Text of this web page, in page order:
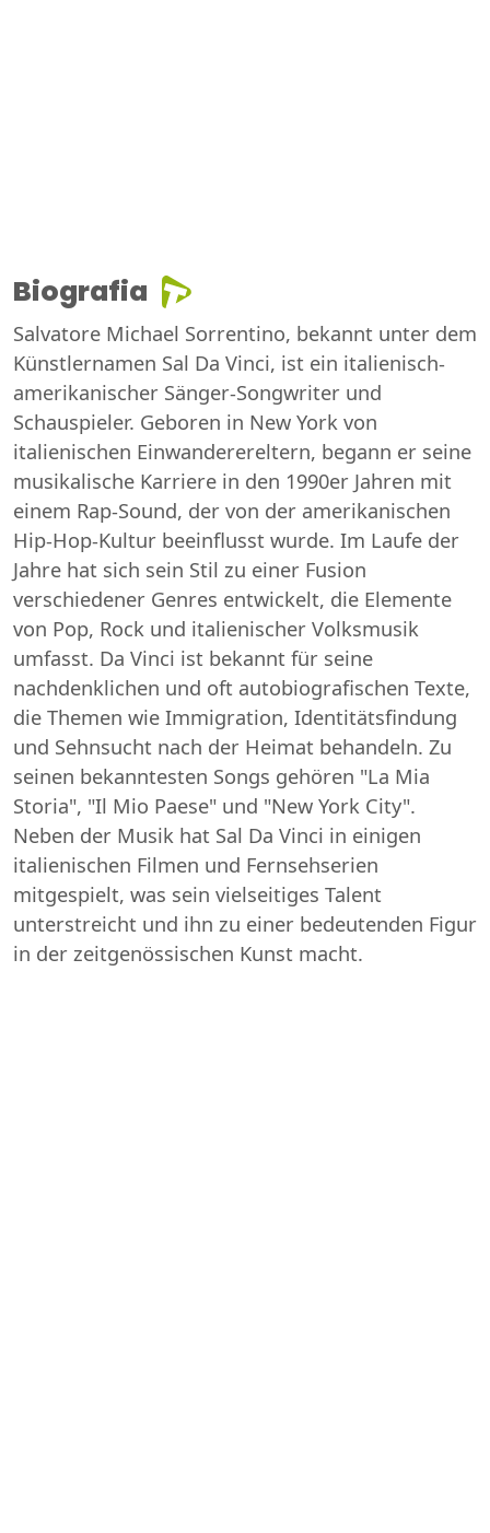
Biografia
Salvatore Michael Sorrentino, bekannt unter dem
Künstlernamen Sal Da Vinci, ist ein italienisch-
amerikanischer Sänger-Songwriter und
Schauspieler. Geboren in New York von
italienischen Einwanderereltern, begann er seine
musikalische Karriere in den 1990er Jahren mit
einem Rap-Sound, der von der amerikanischen
Hip-Hop-Kultur beeinflusst wurde. Im Laufe der
Jahre hat sich sein Stil zu einer Fusion
verschiedener Genres entwickelt, die Elemente
von Pop, Rock und italienischer Volksmusik
umfasst. Da Vinci ist bekannt für seine
nachdenklichen und oft autobiografischen Texte,
die Themen wie Immigration, Identitätsfindung
und Sehnsucht nach der Heimat behandeln. Zu
seinen bekanntesten Songs gehören "La Mia
Storia", "Il Mio Paese" und "New York City".
Neben der Musik hat Sal Da Vinci in einigen
italienischen Filmen und Fernsehserien
mitgespielt, was sein vielseitiges Talent
unterstreicht und ihn zu einer bedeutenden Figur
in der zeitgenössischen Kunst macht.